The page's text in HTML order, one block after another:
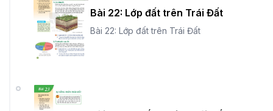
Bài 22: Lớp đất trên Trái Đất
Bài 22: Lớp đất trên Trái Đất